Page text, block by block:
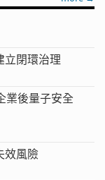
閉環治理
後量子安全
效風險